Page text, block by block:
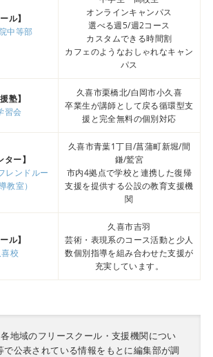
ル】
中等部
オンラインキャンパス
選べる週5/週2コース
カスタムできる時間割
カフェのようなおしゃれなキャン
パス
塾】
習会
久喜市栗橋北/白岡市小久喜
卒業生が講師として戻る循環型支
援と完全無料の個別対応
ター】
レンドルー
教室）
久喜市青葉1丁目/菖蒲町新堀/間
鎌/鷲宮
市内4拠点で学校と連携した復帰
支援を提供する公設の教育支援機
関
ル】
校
久喜市吉羽
芸術・表現系のコース活動と少人
数個別指導を組み合わせた支援が
充実しています。
地域のフリースクール・支援機関につい
で公表されている情報をもとに編集部が調